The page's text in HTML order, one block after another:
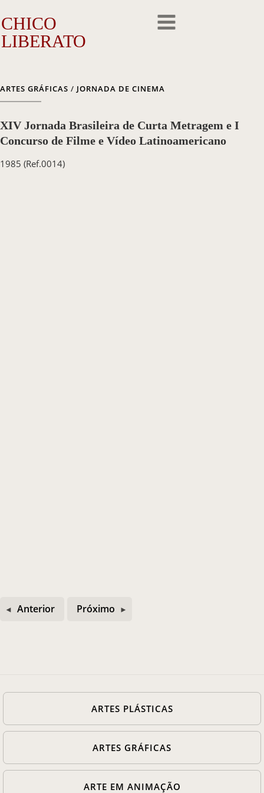
CHICO
LIBERATO
A Obra
Outros Feitos
ARTES GRÁFICAS / JORNADA DE CINEMA
XIV Jornada Brasileira de Curta Metragem e I
Concurso de Filme e Vídeo Latinoamericano
1985 (Ref.0014)
Anterior Próximo
ARTES PLÁSTICAS
ARTES GRÁFICAS
ARTE EM ANIMAÇÃO